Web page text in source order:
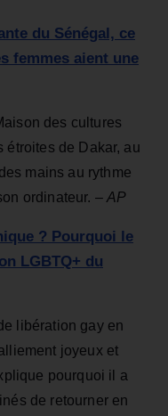
du Sénégal, ce
femmes aient une
des cultures
étroites de Dakar, au
mains au rythme
ordinateur. –AP
? Pourquoi le
LGBTQ+ du
libération gay en
joyeux et
pourquoi il a
de retourner en